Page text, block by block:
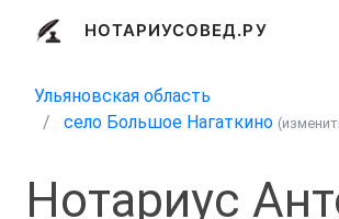
НОТАРИУСОВЕД.РУ
Ульяновская область
село Большое Нагаткино
Нотариус